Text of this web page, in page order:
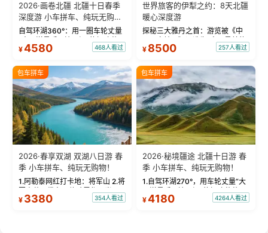
2026·画卷北疆 北疆十日春季
深度游 小车拼车、纯玩无购
物！
自驾环湖360°：用一圈车轮丈量
“大西洋最后一滴眼泪”的极致蔚
蓝。 赛湖旅拍：甄选多款风格服
绝美瞬间。 赛湖坦克300跟车视
频：专业摄影师...
¥4580 468人看过
世界旅客的伊犁之约：8天北疆
暖心深度游
探秘三大雅丹之首：游览被《中
国国家地理》评选为“中国最美的
三大雅丹”第一名的克拉玛依魔鬼
瓦人最大村落——禾木村，欣赏
晨雾与小木...
¥ 8500 257人看过
包车拼车
2026·春享双湖 双湖八日游 春
季 小车拼车、纯玩无购物！
1.阿勒泰网红打卡地：将军山 2.将
军山落日缆车，体验雪都风光 3.
将军山，夕阳派对，蹦迪party 4.
¥ 3380 354人看过
包车拼车
2026·秘境疆途 北疆十日游 春
季 小车拼车、纯玩无购物！
1.自驾环湖270°，用车轮丈量“大
西洋最后一滴眼泪”的极致蔚蓝，
让雪山、花海与深邃湖水在转弯
¥4180 4264人看过